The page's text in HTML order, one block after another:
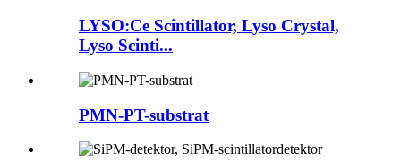
LYSO:Ce Scintillator, Lyso Crystal,
Lyso Scinti...
PMN-PT-substrat